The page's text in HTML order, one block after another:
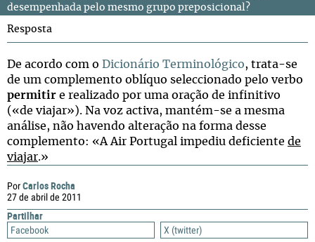
desempenhada pelo mesmo grupo preposicional?
PorCarlos Rocha
27 de abril de 2011
Partilhar
Facebook
X (twitter)
Resposta
De acordo com o Dicionário Terminológico, trata-se
de um complemento oblíquo seleccionado pelo verbo
permitir e realizado por uma oração de infinitivo
(«de viajar»). Na voz activa, mantém-se a mesma
análise, não havendo alteração na forma desse
complemento: «A Air Portugal impediu deficiente de
viajar.»